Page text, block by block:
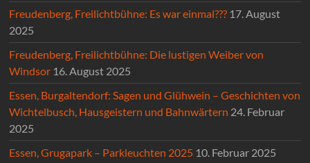
Freudenberg, Freilichtbühne: Es war einmal??? 17. August
2025
Freudenberg, Freilichtbühne: Die lustigen Weiber von
Windsor 16. August 2025
Essen, Burgaltendorf: Sagen und Glühwein – Geschichten von
Wichtelbusch, Hausgeistern und Bahnwärtern 24. Februar
2025
Essen, Grugapark – Parkleuchten 2025 10. Februar 2025